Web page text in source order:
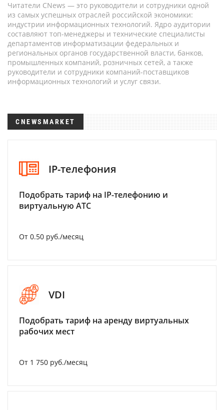
Читатели CNews — это руководители и сотрудники одной
из самых успешных отраслей российской экономики:
индустрии информационных технологий. Ядро аудитории
составляют топ-менеджеры и технические специалисты
департаментов информатизации федеральных и
региональных органов государственной власти, банков,
промышленных компаний, розничных сетей, а также
руководители и сотрудники компаний-поставщиков
информационных технологий и услуг связи.
CNEWSMARKET
IP-телефония
Подобрать тариф на IP-телефонию и
виртуальную АТС
От 0.50 руб./месяц
VDI
Подобрать тариф на аренду виртуальных
рабочих мест
От 1 750 руб./месяц